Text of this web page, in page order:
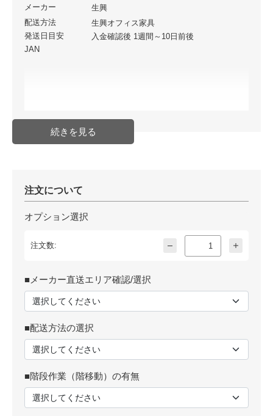
メーカー
生興
配送方法
生興オフィス家具
発送日目安
入金確認後 1週間～10日前後
JAN
注文について
オプション選択
注文数:
■メーカー直送エリア確認/選択
■配送方法の選択
■階段作業（階移動）の有無